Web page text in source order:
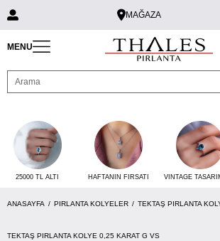
MAĞAZA
MENU
25000 TL ALTI HAFTANIN FIRSATI VINTAGE
ANASAYFA PIRLANTA KOLYELER TEKTAŞ PIRLANTA
TEKTAŞ PIRLANTA KOLYE 0,25 KARAT G VS